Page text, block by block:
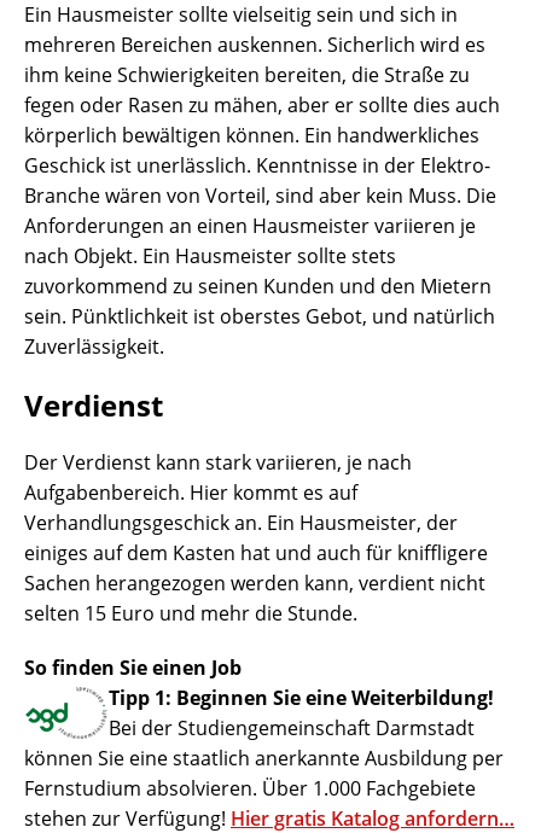
Ein Hausmeister sollte vielseitig sein und sich in
mehreren Bereichen auskennen. Sicherlich wird es
ihm keine Schwierigkeiten bereiten, die Straße zu
fegen oder Rasen zu mähen, aber er sollte dies auch
körperlich bewältigen können. Ein handwerkliches
Geschick ist unerlässlich. Kenntnisse in der Elektro-
Branche wären von Vorteil, sind aber kein Muss. Die
Anforderungen an einen Hausmeister variieren je
nach Objekt. Ein Hausmeister sollte stets
zuvorkommend zu seinen Kunden und den Mietern
sein. Pünktlichkeit ist oberstes Gebot, und natürlich
Zuverlässigkeit.
Verdienst
Der Verdienst kann stark variieren, je nach
Aufgabenbereich. Hier kommt es auf
Verhandlungsgeschick an. Ein Hausmeister, der
einiges auf dem Kasten hat und auch für kniffligere
Sachen herangezogen werden kann, verdient nicht
selten 15 Euro und mehr die Stunde.
So finden Sie einen Job
Tipp 1: Beginnen Sie eine Weiterbildung!
Bei der Studiengemeinschaft Darmstadt
können Sie eine staatlich anerkannte Ausbildung per
Fernstudium absolvieren. Über 1.000 Fachgebiete
stehen zur Verfügung! Hier gratis Katalog anfordern…